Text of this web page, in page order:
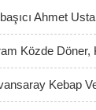
Ahmet
Közde Döner,
Kebap